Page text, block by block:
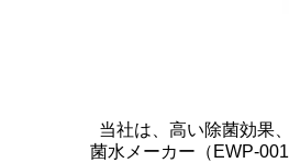
当社は、高い除菌効果
菌水メーカー（EWP-